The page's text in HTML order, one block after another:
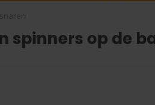
spinners op de